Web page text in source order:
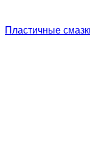
Пластичные